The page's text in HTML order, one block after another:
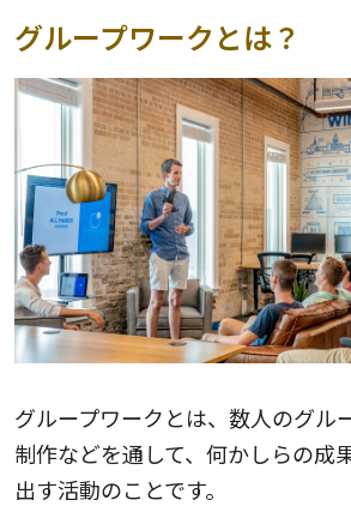
グループワークとは？
グループワークとは、数人のグル
制作などを通して、何かしらの成
出す活動のことです。